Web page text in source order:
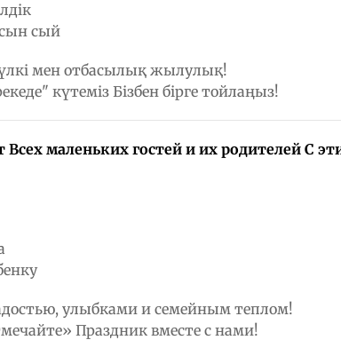
сый
мен отбасылық жылулық!
күтеміз Бізбен бірге тойлаңыз!
маленьких гостей и их родителей С
улыбками и семейным теплом!
Праздник вместе с нами!